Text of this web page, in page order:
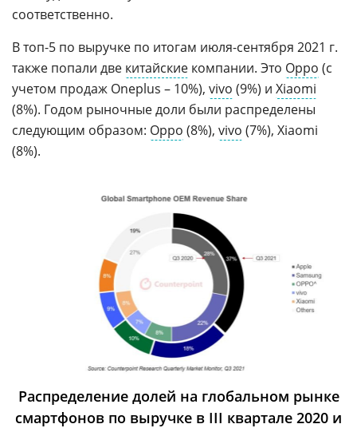
соответственно.
В топ-5 по выручке по итогам июля-сентября 2021 г.
также попали две китайские компании. Это Oppo (с
учетом продаж Oneplus – 10%), vivo (9%) и Xiaomi
(8%). Годом рыночные доли были распределены
следующим образом: Oppo (8%), vivo (7%), Xiaomi
(8%).
Распределение долей на глобальном рынке
смартфонов по выручке в III квартале 2020 и